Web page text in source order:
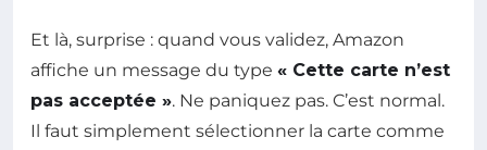
Et là, surprise : quand vous validez, Amazon
affiche un message du type « Cette carte n’est
pas acceptée ». Ne paniquez pas. C’est normal.
Il faut simplement sélectionner la carte comme